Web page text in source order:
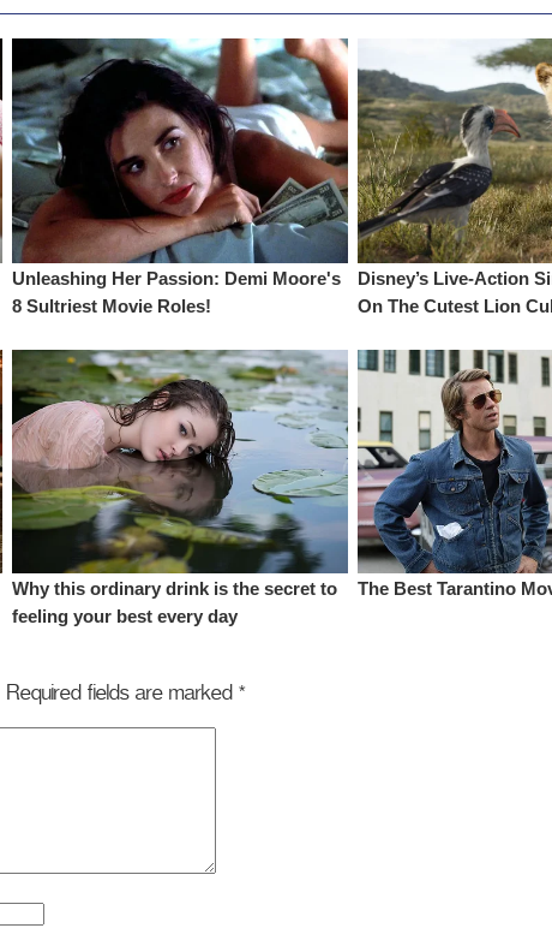
Required fields are marked *